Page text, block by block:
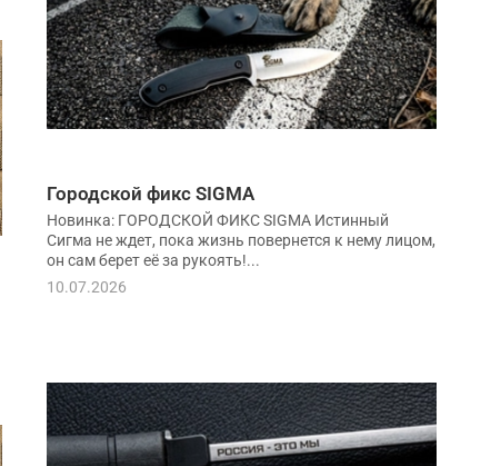
Городской фикс SIGMA
Новинка: ГОРОДСКОЙ ФИКС SIGMA Истинный
Сигма не ждет, пока жизнь повернется к нему лицом,
он сам берет её за рукоять!...
10.07.2026